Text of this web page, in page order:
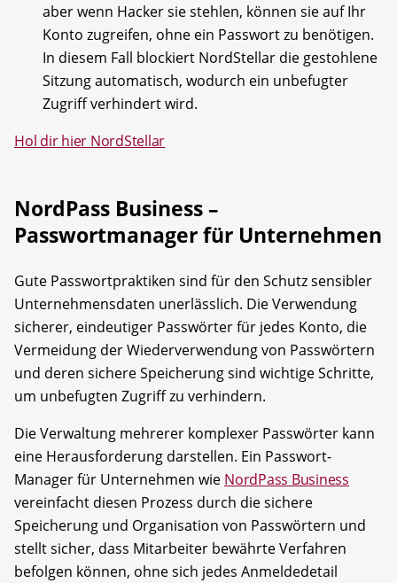
aber wenn Hacker sie stehlen, können sie auf Ihr
Konto zugreifen, ohne ein Passwort zu benötigen.
In diesem Fall blockiert NordStellar die gestohlene
Sitzung automatisch, wodurch ein unbefugter
Zugriff verhindert wird.
Hol dir hier NordStellar
NordPass Business –
Passwortmanager für Unternehmen
Gute Passwortpraktiken sind für den Schutz sensibler
Unternehmensdaten unerlässlich. Die Verwendung
sicherer, eindeutiger Passwörter für jedes Konto, die
Vermeidung der Wiederverwendung von Passwörtern
und deren sichere Speicherung sind wichtige Schritte,
um unbefugten Zugriff zu verhindern.
Die Verwaltung mehrerer komplexer Passwörter kann
eine Herausforderung darstellen. Ein Passwort-
Manager für Unternehmen wie NordPass Business
vereinfacht diesen Prozess durch die sichere
Speicherung und Organisation von Passwörtern und
stellt sicher, dass Mitarbeiter bewährte Verfahren
befolgen können, ohne sich jedes Anmeldedetail